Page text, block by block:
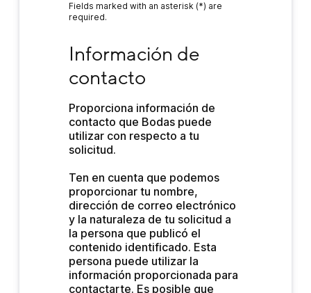
Fields marked with an asterisk (*) are
required.
Información de
contacto
Proporciona información de
contacto que Bodas puede
utilizar con respecto a tu
solicitud.
Ten en cuenta que podemos
proporcionar tu nombre,
dirección de correo electrónico
y la naturaleza de tu solicitud a
la persona que publicó el
contenido identificado. Esta
persona puede utilizar la
información proporcionada para
contactarte. Es posible que